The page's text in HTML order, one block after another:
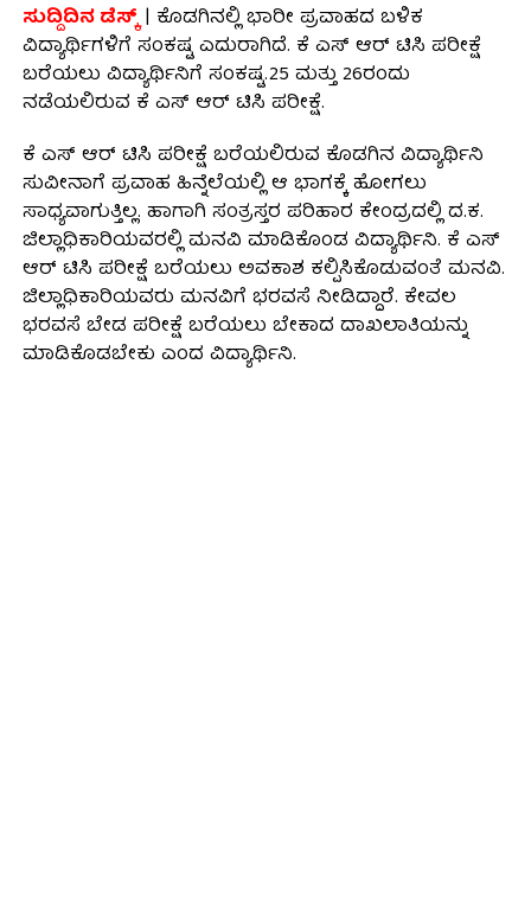
ಸುದ್ದಿದಿನ ಡೆಸ್ಕ್| ಕೊಡಗಿನಲ್ಲಿ ಭಾರೀ ಪ್ರವಾಹದ ಬಳಿಕ
ವಿದ್ಯಾರ್ಥಿಗಳಿಗೆ ಸಂಕಷ್ಟ ಎದುರಾಗಿದೆ. ಕೆ ಎಸ್ ಆರ್ ಟಿಸಿ ಪರೀಕ್ಷೆ
ಬರೆಯಲು ವಿದ್ಯಾರ್ಥಿನಿಗೆ ಸಂಕಷ್ಟ.25 ಮತ್ತು 26ರಂದು
ನಡೆಯಲಿರುವ ಕೆ ಎಸ್ ಆರ್ ಟಿಸಿ ಪರೀಕ್ಷೆ.
ಕೆ ಎಸ್ ಆರ್ ಟಿಸಿ ಪರೀಕ್ಷೆ ಬರೆಯಲಿರುವ ಕೊಡಗಿನ ವಿದ್ಯಾರ್ಥಿನಿ
ಸುವೀನಾಗೆ ಪ್ರವಾಹ ಹಿನ್ನೆಲೆಯಲ್ಲಿ ಆ ಭಾಗಕ್ಕೆ ಹೋಗಲು
ಸಾಧ್ಯವಾಗುತ್ತಿಲ್ಲ. ಹಾಗಾಗಿ ಸಂತ್ರಸ್ತರ ಪರಿಹಾರ ಕೇಂದ್ರದಲ್ಲಿ ದ.ಕ.
ಜಿಲ್ಲಾಧಿಕಾರಿಯವರಲ್ಲಿ ಮನವಿ ಮಾಡಿಕೊಂಡ ವಿದ್ಯಾರ್ಥಿನಿ. ಕೆ ಎಸ್
ಆರ್ ಟಿಸಿ ಪರೀಕ್ಷೆ ಬರೆಯಲು ಅವಕಾಶ ಕಲ್ಪಿಸಿಕೊಡುವಂತೆ ಮನವಿ.
ಜಿಲ್ಲಾಧಿಕಾರಿಯವರು ಮನವಿಗೆ ಭರವಸೆ ನೀಡಿದ್ದಾರೆ. ಕೇವಲ
ಭರವಸೆ ಬೇಡ ಪರೀಕ್ಷೆ ಬರೆಯಲು ಬೇಕಾದ ದಾಖಲಾತಿಯನ್ನು
ಮಾಡಿಕೊಡಬೇಕು ಎಂದ ವಿದ್ಯಾರ್ಥಿನಿ.